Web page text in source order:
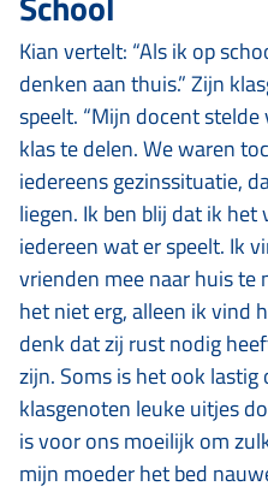
Kian vertelt: “Als ik op
denken aan thuis.” Zijn
speelt. “Mijn docent
klas te delen. We waren
iedereens gezinssituatie,
liegen. Ik ben blij dat ik
iedereen wat er speelt. Ik
vrienden mee naar huis
het niet erg, alleen ik vind
denk dat zij rust nodig
zijn. Soms is het ook
klasgenoten leuke uitjes
is voor ons moeilijk om
mijn moeder het bed